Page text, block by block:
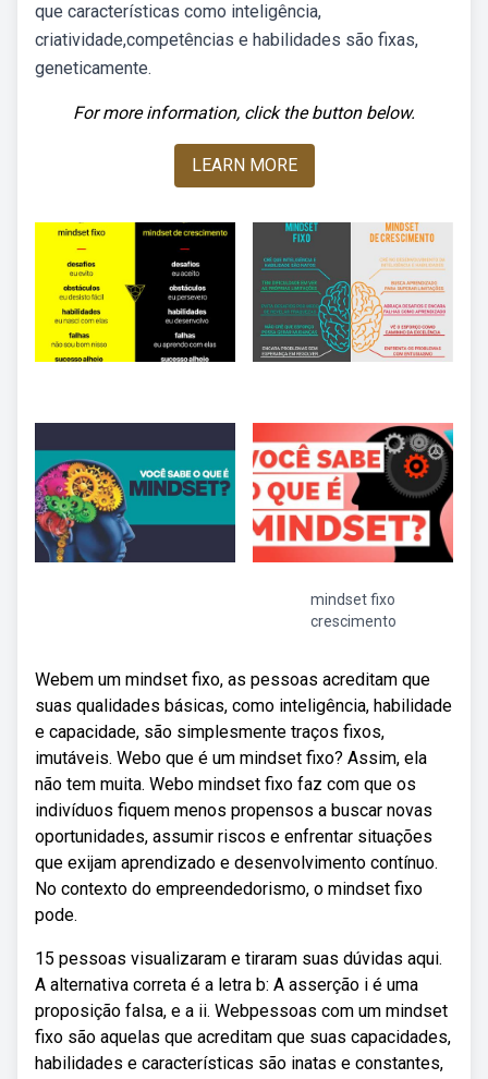
que características como inteligência,
criatividade,competências e habilidades são fixas,
geneticamente.
For more information, click the button below.
LEARN MORE
mindset fixo
crescimento
Webem um mindset fixo, as pessoas acreditam que
suas qualidades básicas, como inteligência, habilidade
e capacidade, são simplesmente traços fixos,
imutáveis. Webo que é um mindset fixo? Assim, ela
não tem muita. Webo mindset fixo faz com que os
indivíduos fiquem menos propensos a buscar novas
oportunidades, assumir riscos e enfrentar situações
que exijam aprendizado e desenvolvimento contínuo.
No contexto do empreendedorismo, o mindset fixo
pode.
15 pessoas visualizaram e tiraram suas dúvidas aqui.
A alternativa correta é a letra b: A asserção i é uma
proposição falsa, e a ii. Webpessoas com um mindset
fixo são aquelas que acreditam que suas capacidades,
habilidades e características são inatas e constantes,